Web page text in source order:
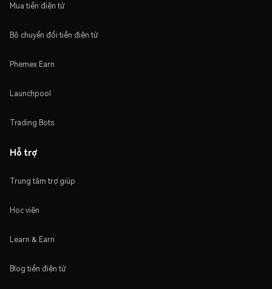
Mua tiền điện tử
Bộ chuyển đổi tiền điện tử
Phemex Earn
Launchpool
Trading Bots
Hỗ trợ
Trung tâm trợ giúp
Học viện
Learn & Earn
Blog tiền điện tử